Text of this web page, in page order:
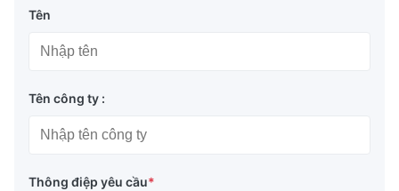
Tên
Tên công ty :
Thông điệp yêu cầu*